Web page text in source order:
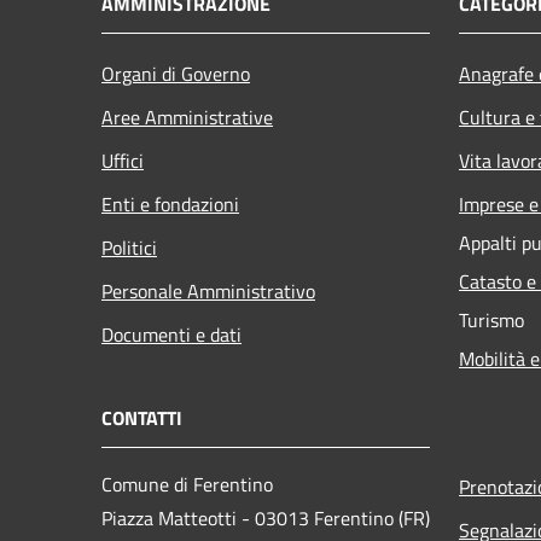
Organi di Governo
Aree Amministrative
Uffici
Enti e fondazioni
Politici
Personale Amministrativo
Documenti e dati
Cultura
Vita
Imprese
Appalti
Catasto
Turismo
Mobilità
CONTATTI
Comune di Ferentino
Piazza Matteotti - 03013 Ferentino (FR)